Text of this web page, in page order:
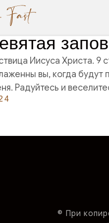
Иисуса Христа. 9
вы, когда будут
Радуйтесь и
© При